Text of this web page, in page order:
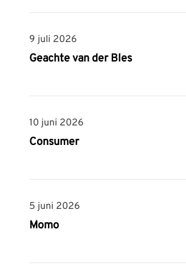
9 juli 2026
9 juli 2026
Geachte van der Bles
10 juni 2026
10 juni 2026
Consumer
5 juni 2026
5 juni 2026
Momo